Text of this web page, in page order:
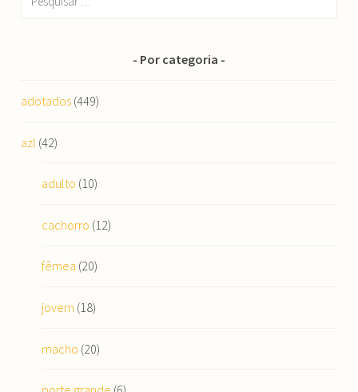
Por categoria
adotados (449)
azl (42)
adulto (10)
cachorro (12)
fêmea (20)
jovem (18)
macho (20)